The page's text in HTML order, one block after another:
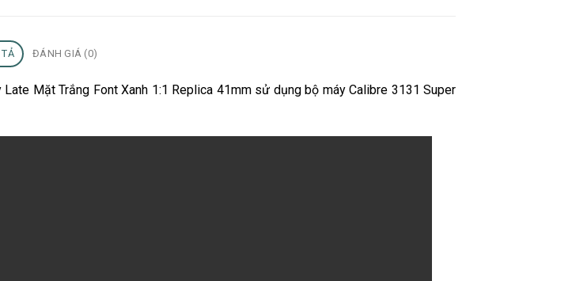
ĐÁNH GIÁ (0)
Mặt Trắng Font Xanh 1:1 Replica 41mm sử dụng bộ máy Calibre 3131 Super